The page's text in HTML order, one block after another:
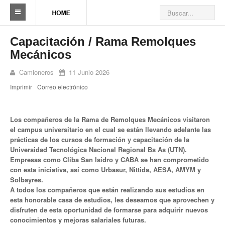
Sindicato
Reseña histórica
Autoridades
Seccionales
Ramas por actividad
Camioneros solidarios
Galería de Delegaciones y Seccionales
Galería de videos
Videos de prevención
Capacitación / Rama Remolques
Mecánicos
Camioneros 11 Junio 2026
Imprimir Correo electrónico
Los compañeros de la Rama de Remolques Mecánicos visitaron
el campus universitario en el cual se están llevando adelante las
prácticas de los cursos de formación y capacitación de la
Universidad Tecnológica Nacional Regional Bs As (UTN).
Empresas como Cliba San Isidro y CABA se han comprometido
con esta iniciativa, así como Urbasur, Nittida, AESA, AMYM y
Solbayres.
A todos los compañeros que están realizando sus estudios en
esta honorable casa de estudios, les deseamos que aprovechen y
disfruten de esta oportunidad de formarse para adquirir nuevos
conocimientos y mejoras salariales futuras.